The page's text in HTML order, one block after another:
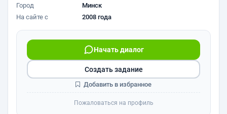
Город
Минск
На сайте с
2008 года
Начать диалог
Создать задание
Добавить в избранное
Пожаловаться на профиль